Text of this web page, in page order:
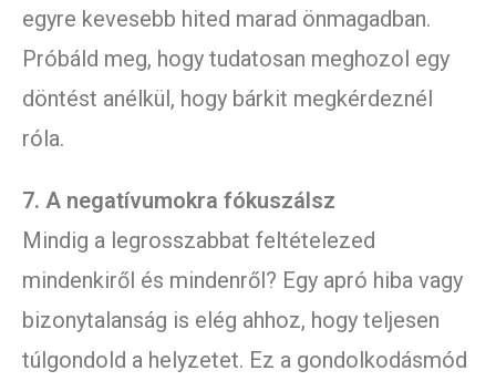
egyre kevesebb hited marad önmagadban.
Próbáld meg, hogy tudatosan meghozol egy
döntést anélkül, hogy bárkit megkérdeznél
róla.
7. A negatívumokra fókuszálsz
Mindig a legrosszabbat feltételezed
mindenkiről és mindenről? Egy apró hiba vagy
bizonytalanság is elég ahhoz, hogy teljesen
túlgondold a helyzetet. Ez a gondolkodásmód